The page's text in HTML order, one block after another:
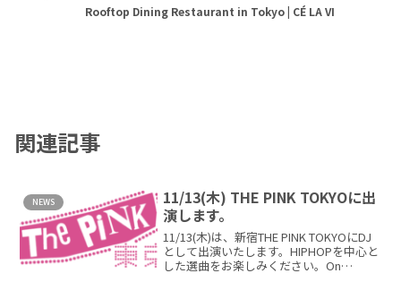
Rooftop Dining Restaurant in Tokyo | CÉ LA VI
関連記事
NEWS
11/13(木) THE PINK TOKYOに出
演します。
11/13(木)は、新宿THE PINK TOKYOにDJ
として出演いたします。HIPHOPを中心と
した選曲をお楽しみください。On